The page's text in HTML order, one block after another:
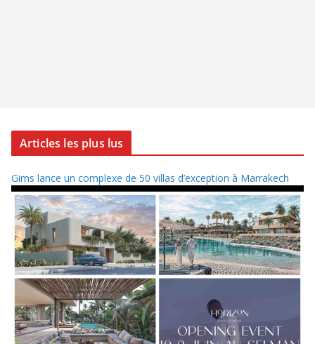
Articles les plus lus
Gims lance un complexe de 50 villas d’exception à Marrakech